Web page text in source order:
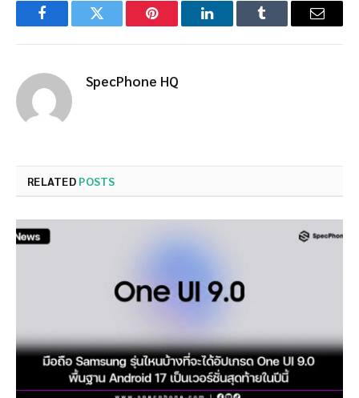
FacebookTwitter Pinterest LinkedInTumblr Email
SpecPhone HQ
RELATED POSTS